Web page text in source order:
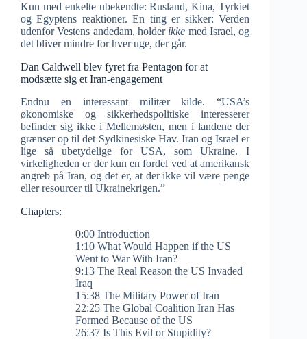
Kun med enkelte ubekendte: Rusland, Kina, Tyrkiet
og Egyptens reaktioner. En ting er sikker: Verden
udenfor Vestens andedam, holder ikke med Israel, og
det bliver mindre for hver uge, der går.
Dan Caldwell blev fyret fra Pentagon for at
modsætte sig et Iran-engagement
Endnu en interessant militær kilde. “USA’s
økonomiske og sikkerhedspolitiske interesserer
befinder sig ikke i Mellemøsten, men i landene der
grænser op til det Sydkinesiske Hav. Iran og Israel er
lige så ubetydelige for USA, som Ukraine. I
virkeligheden er der kun en fordel ved at amerikansk
angreb på Iran, og det er, at der ikke vil være penge
eller resourcer til Ukrainekrigen.”
Chapters:
0:00 Introduction
1:10 What Would Happen if the US
Went to War With Iran?
9:13 The Real Reason the US Invaded
Iraq
15:38 The Military Power of Iran
22:25 The Global Coalition Iran Has
Formed Because of the US
26:37 Is This Evil or Stupidity?